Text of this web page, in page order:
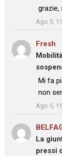
: “
grazie,
”
Ago 5,
Fresh
: “
Mi fa
non
”
Ago 5,
La
pressi